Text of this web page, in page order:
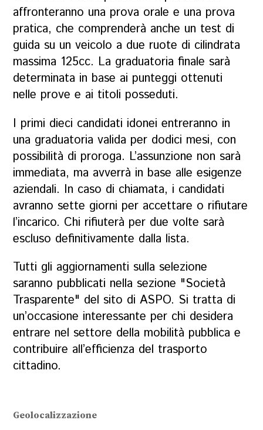
affronteranno una prova orale e una prova
pratica, che comprenderà anche un test di
guida su un veicolo a due ruote di cilindrata
massima 125cc. La graduatoria finale sarà
determinata in base ai punteggi ottenuti
nelle prove e ai titoli posseduti.
I primi dieci candidati idonei entreranno in
una graduatoria valida per dodici mesi, con
possibilità di proroga. L’assunzione non sarà
immediata, ma avverrà in base alle esigenze
aziendali. In caso di chiamata, i candidati
avranno sette giorni per accettare o rifiutare
l’incarico. Chi rifiuterà per due volte sarà
escluso definitivamente dalla lista.
Tutti gli aggiornamenti sulla selezione
saranno pubblicati nella sezione "Società
Trasparente" del sito di ASPO. Si tratta di
un’occasione interessante per chi desidera
entrare nel settore della mobilità pubblica e
contribuire all’efficienza del trasporto
cittadino.
Geolocalizzazione